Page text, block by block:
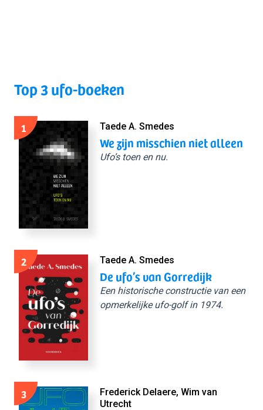
Top 3 ufo-boeken
1 Taede A. Smedes
We zijn misschien niet alleen
Ufo’s toen en nu.
2 Taede A. Smedes
De ufo’s van Gorredijk
Een historische constructie van een
opmerkelijke ufo-golf in 1974.
3
Frederick Delaere, Wim van
Utrecht